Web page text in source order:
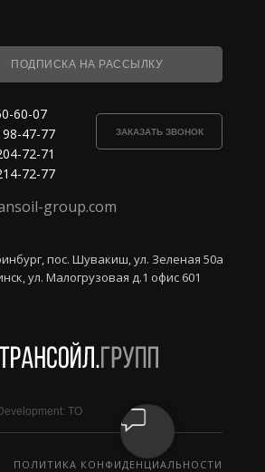
TO
ПОДПИСКА НА РАССЫЛКУ
60-07
47-77
72-71
72-77
ЗАКАЗАТЬ ЗВОНОК
group.com
пос. Шувакиш, ул. Зеленая 50а
ул. Малогрузовая д.1 офис 601
ПОЛИТИКА КОНФИДЕНЦИАЛЬНОСТИ